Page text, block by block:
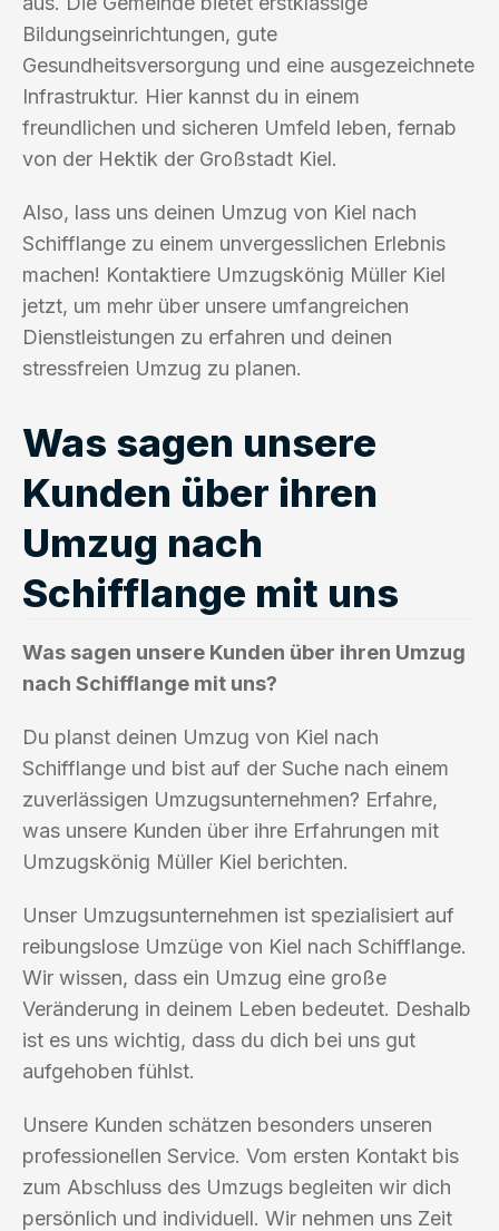
Bildungseinrichtungen, gute
Gesundheitsversorgung und eine ausgezeichnete
Infrastruktur. Hier kannst du in einem
freundlichen und sicheren Umfeld leben, fernab
von der Hektik der Großstadt Kiel.
Also, lass uns deinen Umzug von Kiel nach
Schifflange zu einem unvergesslichen Erlebnis
machen! Kontaktiere Umzugskönig Müller Kiel
jetzt, um mehr über unsere umfangreichen
Dienstleistungen zu erfahren und deinen
stressfreien Umzug zu planen.
Was sagen unsere
Kunden über ihren
Umzug nach
Schifflange mit uns
Was sagen unsere Kunden über ihren Umzug
nach Schifflange mit uns?
Du planst deinen Umzug von Kiel nach
Schifflange und bist auf der Suche nach einem
zuverlässigen Umzugsunternehmen? Erfahre,
was unsere Kunden über ihre Erfahrungen mit
Umzugskönig Müller Kiel berichten.
Unser Umzugsunternehmen ist spezialisiert auf
reibungslose Umzüge von Kiel nach Schifflange.
Wir wissen, dass ein Umzug eine große
Veränderung in deinem Leben bedeutet. Deshalb
ist es uns wichtig, dass du dich bei uns gut
aufgehoben fühlst.
Unsere Kunden schätzen besonders unseren
professionellen Service. Vom ersten Kontakt bis
zum Abschluss des Umzugs begleiten wir dich
persönlich und individuell. Wir nehmen uns Zeit